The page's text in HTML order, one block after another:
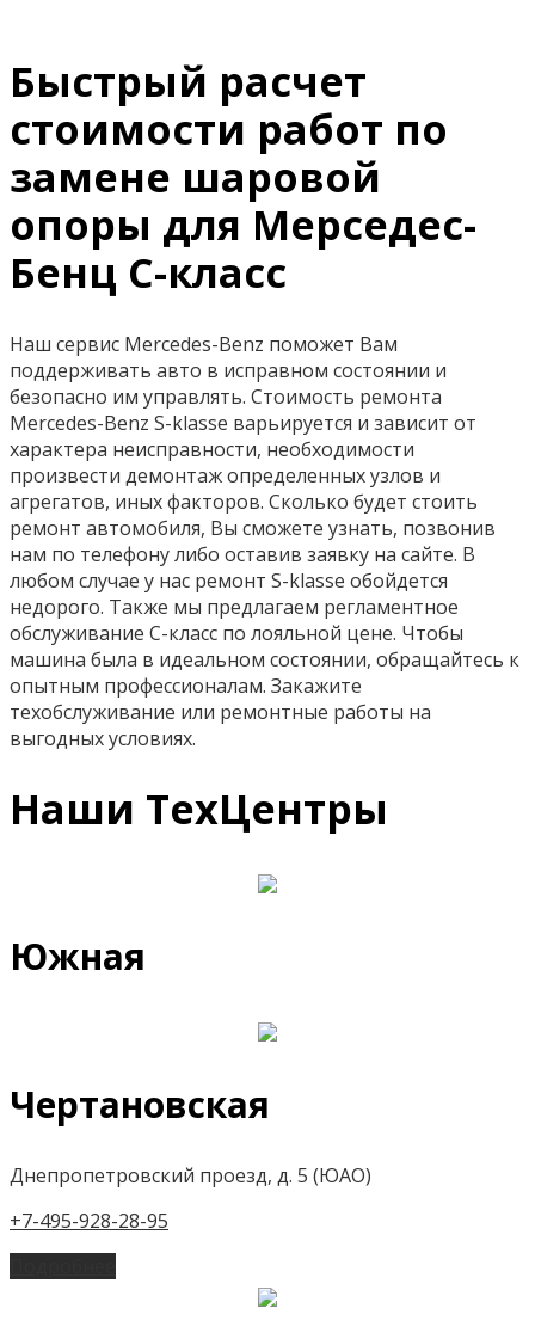
Быстрый расчет
стоимости работ по
замене шаровой
опоры для Мерседес-
Бенц С-класс
Наш сервис Mercedes-Benz поможет Вам
поддерживать авто в исправном состоянии и
безопасно им управлять. Стоимость ремонта
Mercedes-Benz S-klasse варьируется и зависит от
характера неисправности, необходимости
произвести демонтаж определенных узлов и
агрегатов, иных факторов. Сколько будет стоить
ремонт автомобиля, Вы сможете узнать, позвонив
нам по телефону либо оставив заявку на сайте. В
любом случае у нас ремонт S-klasse обойдется
недорого. Также мы предлагаем регламентное
обслуживание С-класс по лояльной цене. Чтобы
машина была в идеальном состоянии, обращайтесь к
опытным профессионалам. Закажите
техобслуживание или ремонтные работы на
выгодных условиях.
Наши ТехЦентры
Южная
Чертановская
Днепропетровский проезд, д. 5 (ЮАО)
+7-495-928-28-95